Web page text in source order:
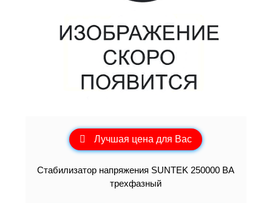
Лучшая цена для Вас
Стабилизатор напряжения SUNTEK 250000 ВА
трехфазный